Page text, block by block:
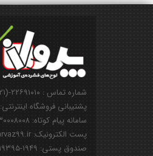
شماره تماس : ۲۲۶۹۱۰۱۰-(۰۲۱)
پشتیبانی فروشگاه اینترنتی: ۰۹۱۲۸۵۰۱۱۲۵
سامانه پیام کوتاه: ۳۰۰۰۸۰۰۸
پست الکترونیک: info@parvaz99.ir
صندوق پستی: ۱۹۴۹-۱۹۳۹۵